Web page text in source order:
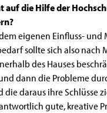
die Hilfe der
eigenen Einfluss-
sollte sich also
des Hauses
dann die Probleme
daraus ihre Schlüsse
gute, kreative